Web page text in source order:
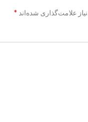
علامت‌گذاری شده‌اند *